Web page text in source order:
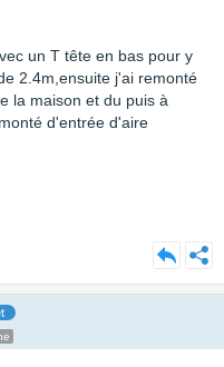
un T tête en bas pour y
2.4m,ensuite j'ai remonté
la maison et du puis à
d'entrée d'aire